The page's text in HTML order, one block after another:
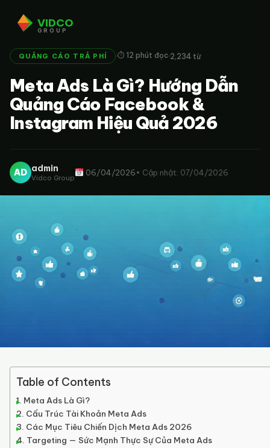
VIDCO
GROUP
QUẢNG CÁO TRẢ PHÍ ·⏱ 12 phút đọc·2,234 từ
Meta Ads Là Gì? Hướng Dẫn
Quảng Cáo Facebook &
Instagram Hiệu Quả 2026
AD admin
Vidco Group
06/04/2026• Cập nhật: 07/04/2026
Table of Contents
Meta Ads Là Gì?
Cấu Trúc Tài Khoản Meta Ads
Các Mục Tiêu Chiến Dịch Meta Ads 2026
Targeting — Sức Mạnh Thực Sự Của Meta Ads